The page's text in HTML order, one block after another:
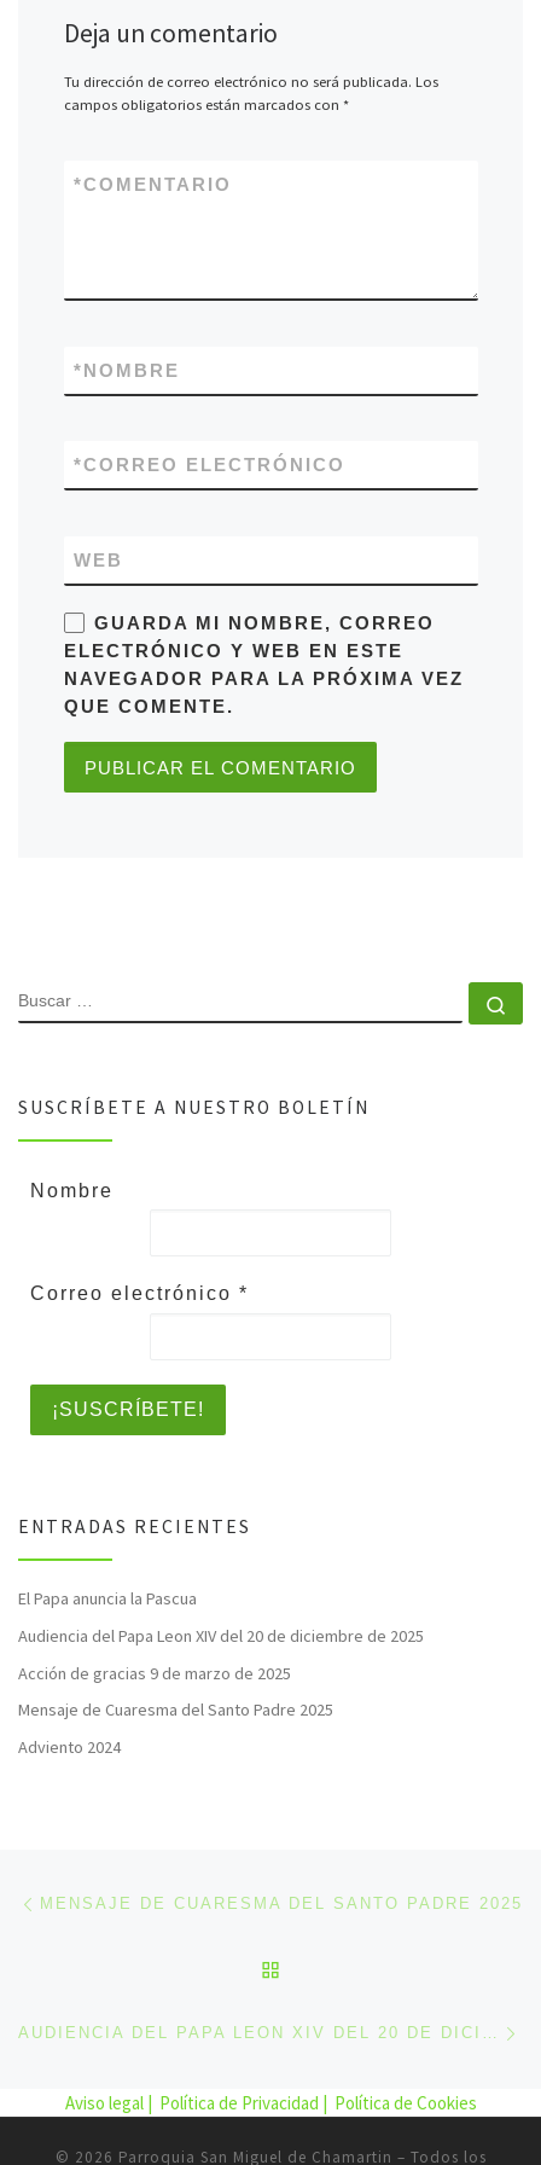
Deja un comentario
Tu dirección de correo electrónico no será publicada. Los
campos obligatorios están marcados con *
COMENTARIO
*
NOMBRE
*
CORREO ELECTRÓNICO
*
WEB
GUARDA MI NOMBRE, CORREO
ELECTRÓNICO Y WEB EN ESTE
NAVEGADOR PARA LA PRÓXIMA VEZ
QUE COMENTE.
BUSCAR
SUSCRÍBETE A NUESTRO BOLETÍN
Nombre
Correo electrónico *
ENTRADAS RECIENTES
El Papa anuncia la Pascua
Audiencia del Papa Leon XIV del 20 de diciembre de 2025
Acción de gracias 9 de marzo de 2025
Mensaje de Cuaresma del Santo Padre 2025
Adviento 2024
Navegación de entradas
MENSAJE DE CUARESMA DEL SANTO PADRE 2025
AUDIENCIA DEL PAPA LEON XIV DEL 20 DE DICIEMBRE DE 2025
Aviso legal | Política de Privacidad | Política de Cookies
© 2026 Parroquia San Miguel de Chamartin – Todos los